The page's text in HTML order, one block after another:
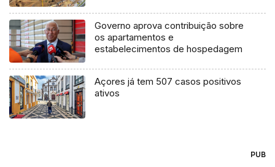
Governo aprova contribuição sobre
os apartamentos e
estabelecimentos de hospedagem
Açores já tem 507 casos positivos
ativos
PUB